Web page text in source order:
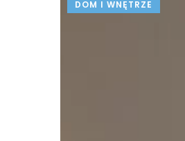
DOM I WNĘTRZE